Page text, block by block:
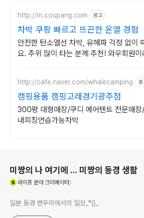
http://m.coupang.com 광고
차박 쿠팡 빠르고 뜨끈한 온열 경험
안전한 탄소열선 차박, 유해파 걱정 없이
요. 추위 많이 타는 분께 추천! 와우회원
http://cafe.naver.com/whalecamping 광
캠핑용품 캠핑고래경기광주점
300평 대형매장/쿠디 에어텐트 전문매장
내피칭연습가능차박
미짱의 나 여기에 ... 미짱의 동경 생활
라이프분야 크리에이터
일본 동경 변두리에서의 일상_*()_